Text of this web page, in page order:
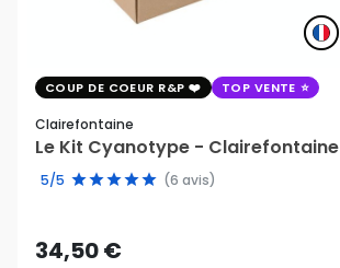
COUP DE COEUR R&P TOP VENTE
Clairefontaine
Le Kit Cyanotype - Clairefontaine
5/5 (6 avis)
34,50 €